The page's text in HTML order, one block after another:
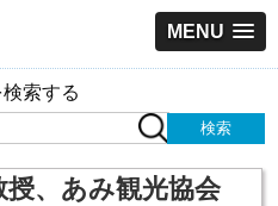
MENU
索する
、あみ観光協会